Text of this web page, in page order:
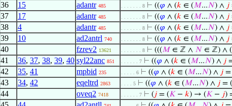
36 15 adantr 485 . . . . . . . 8 ⊢ ((𝜑 ∧ (𝑘 ∈ (𝑀...𝑁) ∧ 𝑗
37 17 adantr 485 . . . . . . . 8 ⊢ ((𝜑 ∧ (𝑘 ∈ (𝑀...𝑁) ∧ 𝑗
38 4 adantr 485 . . . . . . . 8 ⊢ ((𝜑 ∧ (𝑘 ∈ (𝑀...𝑁) ∧ 𝑗
39 10 ad2antrl 740 . . . . . . . 8 ⊢ ((𝜑 ∧ (𝑘 ∈ (𝑀...𝑁) ∧ 𝑗
40 fzrev2 13621 . . . . . . . 8 ⊢ (((𝑀 ∈ ℤ ∧ 𝑁 ∈ ℤ) ∧ (
41 36, 37, 38, 39, 40 syl22anc 851 . . . . . . 7 ⊢ ((𝜑 ∧ (𝑘 ∈ (𝑀...𝑁) ∧ 𝑗
42 35, 41 mpbid 235 . . . . . 6 ⊢ ((𝜑 ∧ (𝑘 ∈ (𝑀...𝑁) ∧ 𝑗 =
43 34, 42 eqeltrd 2863 . . . . 5 ⊢ ((𝜑 ∧ (𝑘 ∈ (𝑀...𝑁) ∧ 𝑗 = (
44 oveq2 7418 . . . . . . 7 ⊢ (𝑗 = (𝐾 − 𝑘) → (𝐾 − 𝑗)